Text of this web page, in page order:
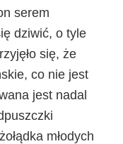
serem
dziwić, o tyle
się, że
co nie jest
jest nadal
młodych